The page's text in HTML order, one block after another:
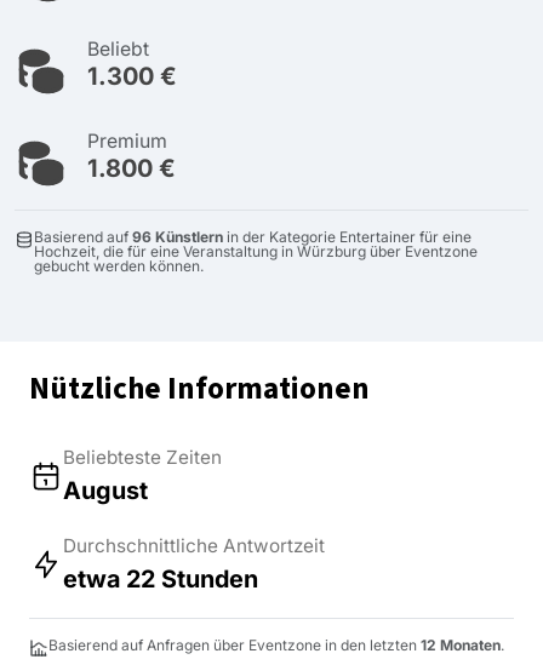
Beliebt
1.300 €
Premium
1.800 €
Basierend auf 96 Künstlern in der Kategorie Entertainer für eine
Hochzeit, die für eine Veranstaltung in Würzburg über Eventzone
gebucht werden können.
Nützliche Informationen
Beliebteste Zeiten
August
Durchschnittliche Antwortzeit
etwa 22 Stunden
Basierend auf Anfragen über Eventzone in den letzten 12 Monaten.